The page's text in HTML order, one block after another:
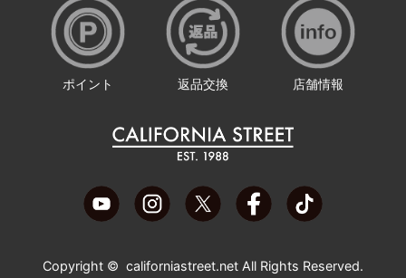
ポイント 返品交換 店舗情報
Copyright © californiastreet.net All Rights Reserved.